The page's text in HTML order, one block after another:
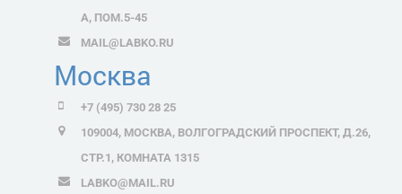
А, ПОМ.5-45
MAIL@LABKO.RU
Москва
+7 (495) 730 28 25
109004, МОСКВА, ВОЛГОГРАДСКИЙ ПРОСПЕКТ, Д.26,
СТР.1, КОМНАТА 1315
LABKO@MAIL.RU